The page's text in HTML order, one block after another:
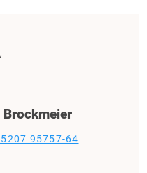
Brockmeier
95757-64